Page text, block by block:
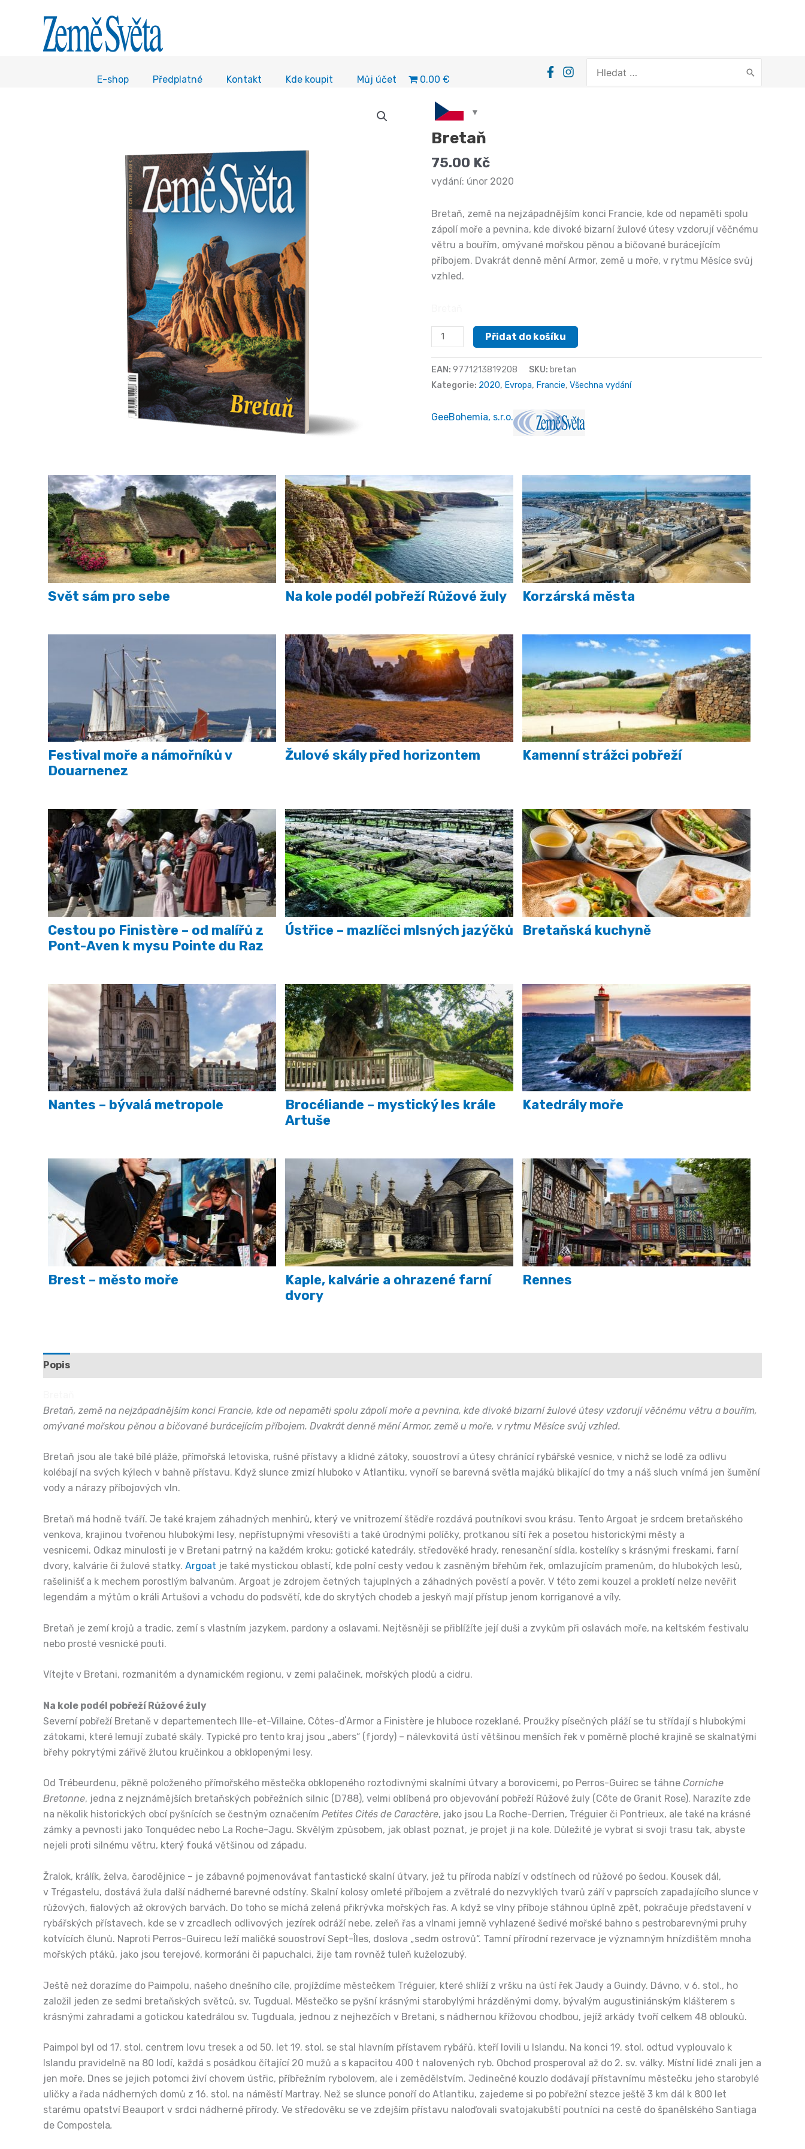
E-shop Předplatné Kontakt Kde koupit Můj účet 0.00 €
for:
Bretaň
75.00 Kč
vydání: únor 2020
Bretaň, země na nejzápadnějším konci Francie, kde od nepaměti spolu
zápolí moře a pevnina, kde divoké bizarní žulové útesy vzdorují věčnému
větru a bouřím, omývané mořskou pěnou a bičované burácejícím
příbojem. Dvakrát denně mění Armor, země u moře, v rytmu Měsíce svůj
vzhled.
Bretaň
množství
Přidat do košíku
EAN: 9771213819208 SKU: bretan
Kategorie: 2020, Evropa, Francie, Všechna vydání
GeeBohemia, s.r.o.
Svět sám pro sebe Na kole podél pobřeží Růžové žuly Korzárská města
Festival moře a námořníků v
Douarnenez
Žulové skály před horizontem Kamenní strážci pobřeží
Cestou po Finistère – od malířů z
Pont-Aven k mysu Pointe du Raz
Ústřice – mazlíčci mlsných jazýčků Bretaňská kuchyně
Nantes – bývalá metropole
Brocéliande – mystický les krále
Artuše
Katedrály moře
Brest – město moře
Kaple, kalvárie a ohrazené farní
dvory
Rennes
Popis
Bretaň, země na nejzápadnějším konci Francie, kde od nepaměti spolu zápolí moře a pevnina, kde divoké bizarní žulové útesy vzdorují věčnému větru a bouřím,
omývané mořskou pěnou a bičované burácejícím příbojem. Dvakrát denně mění Armor, země u moře, v rytmu Měsíce svůj vzhled.
Bretaň jsou ale také bílé pláže, přímořská letoviska, rušné přístavy a klidné zátoky, souostroví a útesy chránící rybářské vesnice, v nichž se lodě za odlivu
kolébají na svých kýlech v bahně přístavu. Když slunce zmizí hluboko v Atlantiku, vynoří se barevná světla majáků blikající do tmy a náš sluch vnímá jen šumění
vody a nárazy příbojových vln.
Bretaň má hodně tváří. Je také krajem záhadných menhirů, který ve vnitrozemí štědře rozdává poutníkovi svou krásu. Tento Argoat je srdcem bretaňského
venkova, krajinou tvořenou hlubokými lesy, nepřístupnými vřesovišti a také úrodnými políčky, protkanou sítí řek a posetou historickými městy a
vesnicemi. Odkaz minulosti je v Bretani patrný na každém kroku: gotické katedrály, středověké hrady, renesanční sídla, kostelíky s krásnými freskami, farní
dvory, kalvárie či žulové statky. Argoat je také mystickou oblastí, kde polní cesty vedou k zasněným břehům řek, omlazujícím pramenům, do hlubokých lesů,
rašelinišť a k mechem porostlým balvanům. Argoat je zdrojem četných tajuplných a záhadných pověstí a pověr. V této zemi kouzel a prokletí nelze nevěřit
legendám a mýtům o králi Artušovi a vchodu do podsvětí, kde do skrytých chodeb a jeskyň mají přístup jenom korriganové a víly.
Bretaň je zemí krojů a tradic, zemí s vlastním jazykem, pardony a oslavami. Nejtěsněji se přiblížíte její duši a zvykům při oslavách moře, na keltském festivalu
nebo prosté vesnické pouti.
Vítejte v Bretani, rozmanitém a dynamickém regionu, v zemi palačinek, mořských plodů a cidru.
Na kole podél pobřeží Růžové žuly
Severní pobřeží Bretaně v departementech Ille-et-Villaine, Côtes-dʼArmor a Finistère je hluboce rozeklané. Proužky písečných pláží se tu střídají s hlubokými
zátokami, které lemují zubaté skály. Typické pro tento kraj jsou „abers“ (fjordy) – nálevkovitá ústí většinou menších řek v poměrně ploché krajině se skalnatými
břehy pokrytými zářivě žlutou kručinkou a obklopenými lesy.
Od Trébeurdenu, pěkně položeného přímořského městečka obklopeného roztodivnými skalními útvary a borovicemi, po Perros-Guirec se táhne Corniche
Bretonne, jedna z nejznámějších bretaňských pobřežních silnic (D788), velmi oblíbená pro objevování pobřeží Růžové žuly (Côte de Granit Rose). Narazíte zde
na několik historických obcí pyšnících se čestným označením Petites Cités de Caractère, jako jsou La Roche-Derrien, Tréguier či Pontrieux, ale také na krásné
zámky a pevnosti jako Tonquédec nebo La Roche-Jagu. Skvělým způsobem, jak oblast poznat, je projet ji na kole. Důležité je vybrat si svoji trasu tak, abyste
nejeli proti silnému větru, který fouká většinou od západu.
Žralok, králík, želva, čarodějnice – je zábavné pojmenovávat fantastické skalní útvary, jež tu příroda nabízí v odstínech od růžové po šedou. Kousek dál,
v Trégastelu, dostává žula další nádherné barevné odstíny. Skalní kolosy omleté příbojem a zvětralé do nezvyklých tvarů září v paprscích zapadajícího slunce v
růžových, fialových až okrových barvách. Do toho se míchá zelená přikrývka mořských řas. A když se vlny příboje stáhnou úplně zpět, pokračuje představení v
rybářských přístavech, kde se v zrcadlech odlivových jezírek odráží nebe, zeleň řas a vlnami jemně vyhlazené šedivé mořské bahno s pestrobarevnými pruhy
kotvících člunů. Naproti Perros-Guirecu leží maličké souostroví Sept-Îles, doslova „sedm ostrovů“. Tamní přírodní rezervace je významným hnízdištěm mnoha
mořských ptáků, jako jsou terejové, kormoráni či papuchalci, žije tam rovněž tuleň kuželozubý.
Ještě než dorazíme do Paimpolu, našeho dnešního cíle, projíždíme městečkem Tréguier, které shlíží z vršku na ústí řek Jaudy a Guindy. Dávno, v 6. stol., ho
založil jeden ze sedmi bretaňských světců, sv. Tugdual. Městečko se pyšní krásnými starobylými hrázděnými domy, bývalým augustiniánským klášterem s
krásnými zahradami a gotickou katedrálou sv. Tugduala, jednou z nejhezčích v Bretani, s nádhernou křížovou chodbou, jejíž arkády tvoří celkem 48 oblouků.
Paimpol byl od 17. stol. centrem lovu tresek a od 50. let 19. stol. se stal hlavním přístavem rybářů, kteří lovili u Islandu. Na konci 19. stol. odtud vyplouvalo k
Islandu pravidelně na 80 lodí, každá s posádkou čítající 20 mužů a s kapacitou 400 t nalovených ryb. Obchod prosperoval až do 2. sv. války. Místní lidé znali jen a
jen moře. Dnes se jejich potomci živí chovem ústřic, příbřežním rybolovem, ale i zemědělstvím. Jedinečné kouzlo dodávají přístavnímu městečku jeho starobylé
uličky a řada nádherných domů z 16. stol. na náměstí Martray. Než se slunce ponoří do Atlantiku, zajedeme si po pobřežní stezce ještě 3 km dál k 800 let
starému opatství Beauport v srdci nádherné přírody. Ve středověku se ve zdejším přístavu naloďovali svatojakubští poutníci na cestě do španělského Santiaga
de Compostela.